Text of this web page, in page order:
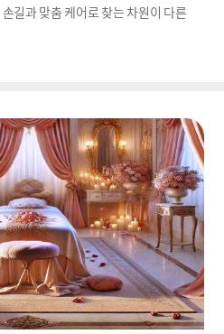
길과 맞춤 케어로 찾는 차원이 다른